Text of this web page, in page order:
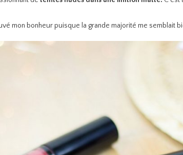
mon bonheur puisque la grande majorité me semblait